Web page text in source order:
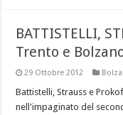
BATTISTELLI,
Trento e
29 Ottobre 2012
Battistelli, Strauss e
nell'impaginato del